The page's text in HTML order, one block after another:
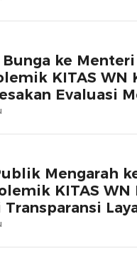
Bunga ke
KITAS WN
Evaluasi
Mengarah
KITAS WN